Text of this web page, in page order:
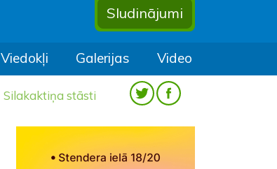
Sludinājumi
Viedokļi Galerijas Video
Silakaktiņa stāsti